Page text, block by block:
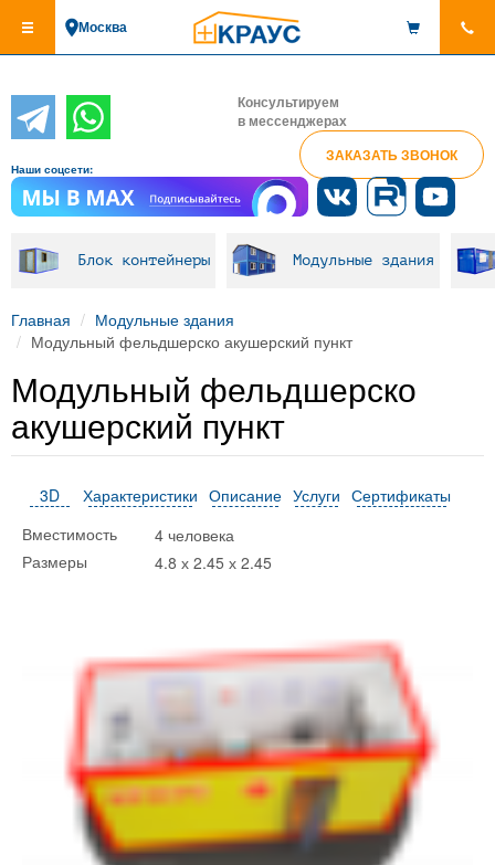
основному
Москва
Консультируем
в мессенджерах
ЗАКАЗАТЬ ЗВОНОК
Наши соцсети:
Блок контейнеры Модульные здания
Главная
Модульные здания
Модульный фельдшерско акушерский пункт
Модульный фельдшерско
акушерский пункт
3D Характеристики Описание Услуги Сертификаты
Вместимость 4 человека
Размеры 4.8 х 2.45 х 2.45